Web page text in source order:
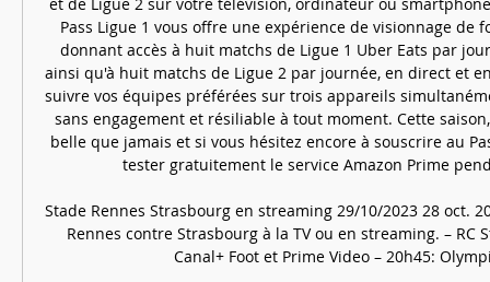
Pass Ligue 1 vous offre une expérience de visionnage de
donnant accès à huit matchs de Ligue 1 Uber Eats par
ainsi qu'à huit matchs de Ligue 2 par journée, en direct et
suivre vos équipes préférées sur trois appareils
sans engagement et résiliable à tout moment. Cette
belle que jamais et si vous hésitez encore à souscrire au
tester gratuitement le service Amazon Prime
Stade Rennes Strasbourg en streaming 29/10/2023 28 oct.
Rennes contre Strasbourg à la TV ou en streaming. – RC
Canal+ Foot et Prime Video – 20h45: